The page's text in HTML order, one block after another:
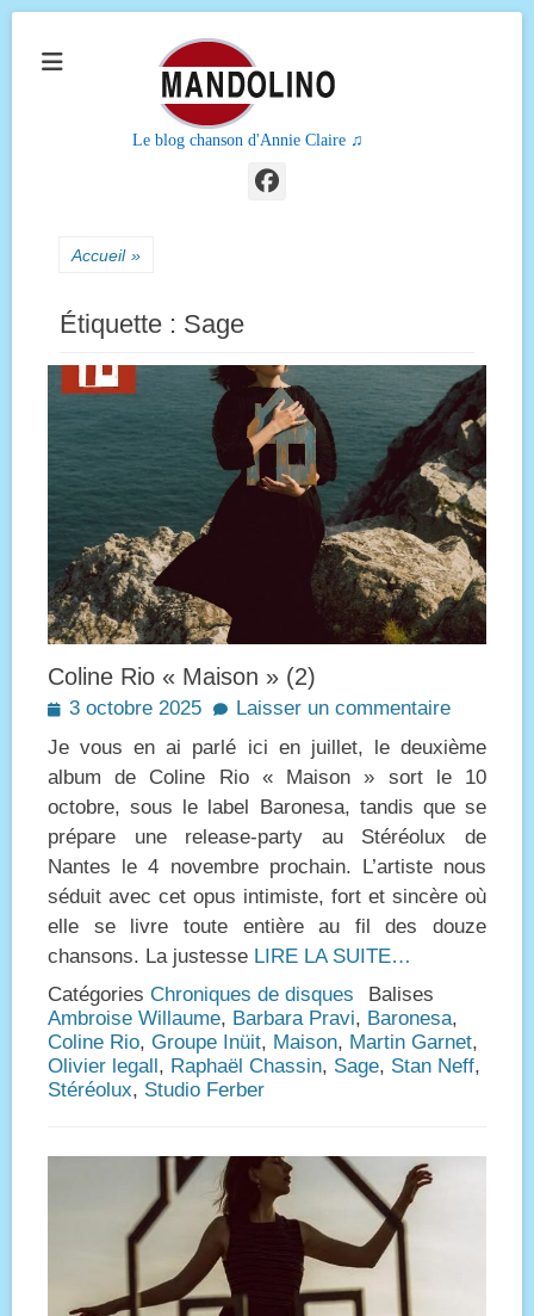
Le blog chanson d'Annie Claire ♫
Facebook
Accueil »
Étiquette : Sage
Coline Rio « Maison » (2)
Posted
3 octobre 2025
Laisser un commentaire
Je vous en ai parlé ici en juillet, le deuxième
album de Coline Rio « Maison » sort le 10
octobre, sous le label Baronesa, tandis que se
prépare une release-party au Stéréolux de
Nantes le 4 novembre prochain. L’artiste nous
séduit avec cet opus intimiste, fort et sincère où
elle se livre toute entière au fil des douze
chansons. La justesse LIRE LA SUITE…
Catégories Chroniques de disques
Balises
Ambroise Willaume, Barbara Pravi, Baronesa,
Coline Rio, Groupe Inüit, Maison, Martin Garnet,
Olivier legall, Raphaël Chassin, Sage, Stan Neff,
Stéréolux, Studio Ferber